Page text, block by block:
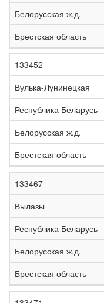
Белорусская ж.д.
Брестская область
133452
Вулька-Лунинецкая
Республика Беларусь
Белорусская ж.д.
Брестская область
133467
Вылазы
Республика Беларусь
Белорусская ж.д.
Брестская область